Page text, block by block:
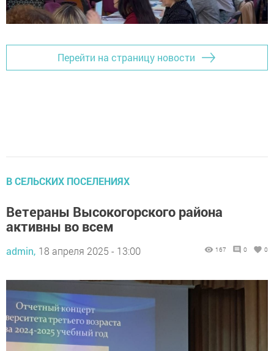
Перейти на страницу новости
В СЕЛЬСКИХ ПОСЕЛЕНИЯХ
Ветераны Высокогорского района
активны во всем
admin, 18 апреля 2025 - 13:00 167 0 0